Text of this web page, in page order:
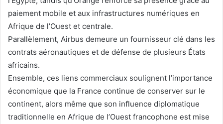
paiement mobile et aux infrastructures numériques en
Afrique de l’Ouest et centrale.
Parallèlement, Airbus demeure un fournisseur clé dans les
contrats aéronautiques et de défense de plusieurs États
africains.
Ensemble, ces liens commerciaux soulignent l’importance
économique que la France continue de conserver sur le
continent, alors même que son influence diplomatique
traditionnelle en Afrique de l’Ouest francophone est mise